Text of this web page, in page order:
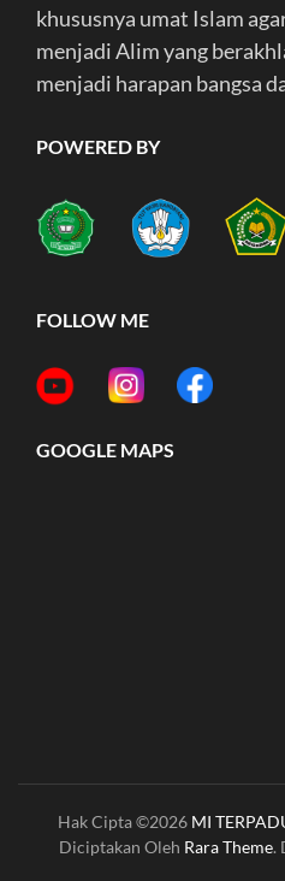
khususnya umat Islam
menjadi Alim yang
menjadi harapan bangsa
POWERED BY
FOLLOW ME
GOOGLE MAPS
Hak Cipta ©2026 MI
Diciptakan Oleh Rara Theme.